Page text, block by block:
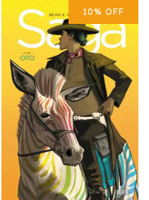
10% OFF